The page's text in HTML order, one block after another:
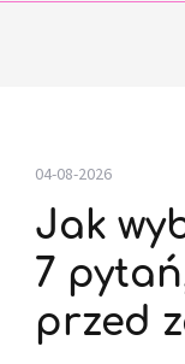
04-08-2026
Jak
7
przed